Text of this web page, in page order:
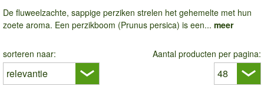
De fluweelzachte, sappige perziken strelen het gehemelte met hun
zoete aroma. Een perzikboom (Prunus persica) is een... meer
sorteren naar: Aantal producten per pagina: